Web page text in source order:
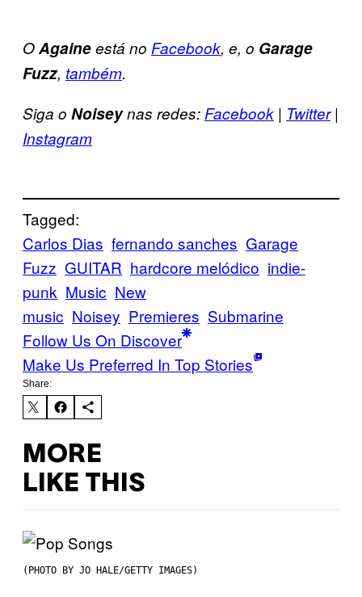
OAgaineestá no Facebook, e, o Garage
Fuzz, também.
Siga o Noiseynas redes: Facebook | Twitter|
Instagram
Tagged:
Carlos Dias fernando sanches Garage
Fuzz GUITAR hardcore melódico indie-
punk Music New
music Noisey Premieres Submarine
Follow Us On Discover
Make Us Preferred In Top Stories
Share:
MORE
LIKE THIS
(PHOTO BY JO HALE/GETTY IMAGES)